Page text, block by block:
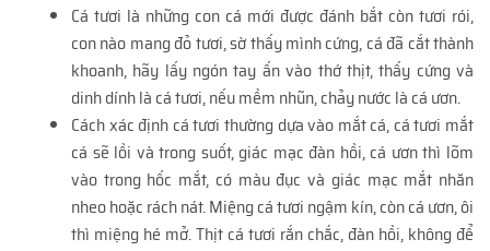
Cá tươi là những con cá mới được đánh bắt còn tươi rói,
con nào mang đỏ tươi, sờ thấy mình cứng, cá đã cắt thành
khoanh, hãy lấy ngón tay ấn vào thớ thịt, thấy cứng và
dinh dính là cá tươi, nếu mềm nhũn, chảy nước là cá ươn.
Cách xác định cá tươi thường dựa vào mắt cá, cá tươi mắt
cá sẽ lồi và trong suốt, giác mạc đàn hồi, cá ươn thì lõm
vào trong hốc mắt, có màu đục và giác mạc mắt nhăn
nheo hoặc rách nát. Miệng cá tươi ngậm kín, còn cá ươn, ôi
thì miệng hé mở. Thịt cá tươi rắn chắc, đàn hồi, không để